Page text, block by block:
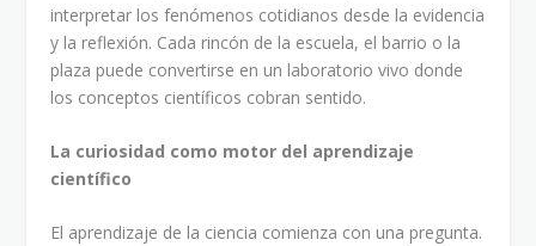
interpretar los fenómenos cotidianos desde la evidencia
y la reflexión. Cada rincón de la escuela, el barrio o la
plaza puede convertirse en un laboratorio vivo donde
los conceptos científicos cobran sentido.
La curiosidad como motor del aprendizaje
científico
El aprendizaje de la ciencia comienza con una pregunta.